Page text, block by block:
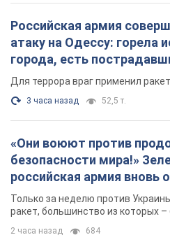
Российская армия
атаку на Одессу: горела
города, есть
Для террора враг применил
3 часа назад 52,5 т.
«Они воюют против
безопасности мира!»
российская армия вновь
Одессе
Только за неделю против
ракет, большинство из которых
2 часа назад 684